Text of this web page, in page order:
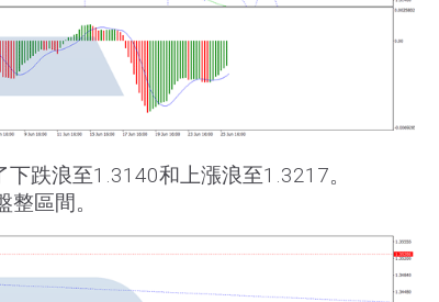
跌浪至1.3140和上漲浪至1.3217。
區間。